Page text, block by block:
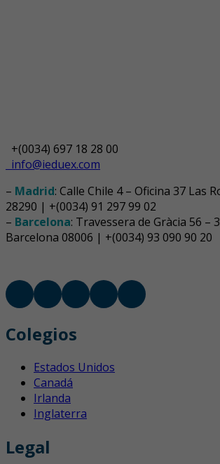
+(0034) 697 18 28 00
info@ieduex.com
– Madrid: Calle Chile 4 – Oficina 37 Las
28290 | +(0034) 91 297 99 02
– Barcelona: Travessera de Gràcia 56 –
Barcelona 08006 | +(0034) 93 090 90 20
Colegios
Estados Unidos
Canadá
Irlanda
Inglaterra
Legal